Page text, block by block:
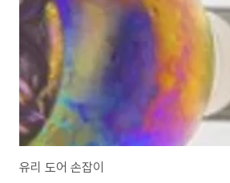
염을 예방한다 . 내구성도 뛰어나..
유리 도어 손잡이